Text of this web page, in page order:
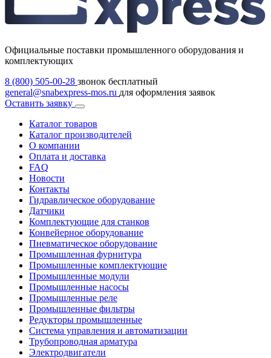
Официальные поставки промышленного оборудования и
комплектующих
8 (800) 505-00-28 звонок бесплатный
general@snabexpress-mos.ru для оформления заявок
Оставить заявку
Каталог товаров
Каталог производителей
О компании
Оплата и доставка
FAQ
Новости
Контакты
Гидравлическое оборудование
Датчики
Комплектующие для станков
Конвейерное оборудование
Пневматическое оборудование
Промышленная фурнитура
Промышленные комплектующие
Промышленные модули
Промышленные насосы
Промышленные реле
Промышленные фильтры
Редукторы промышленные
Система управления и автоматизации
Трубопроводная арматура
Электродвигатели